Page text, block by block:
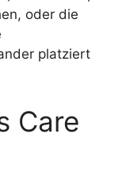
oder die
platziert
Care